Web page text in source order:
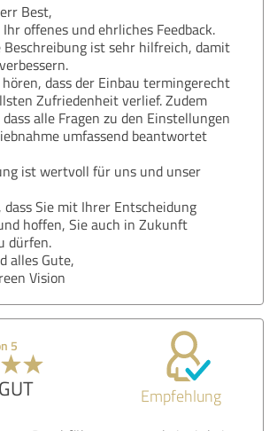
Best,
offenes und ehrliches Feedback.
ist sehr hilfreich, damit
dass der Einbau termingerecht
Zufriedenheit verlief. Zudem
alle Fragen zu den Einstellungen
umfassend beantwortet
ist wertvoll für uns und unser
Sie mit Ihrer Entscheidung
hoffen, Sie auch in Zukunft
dürfen.
alles Gute,
Vision
5
Empfehlung